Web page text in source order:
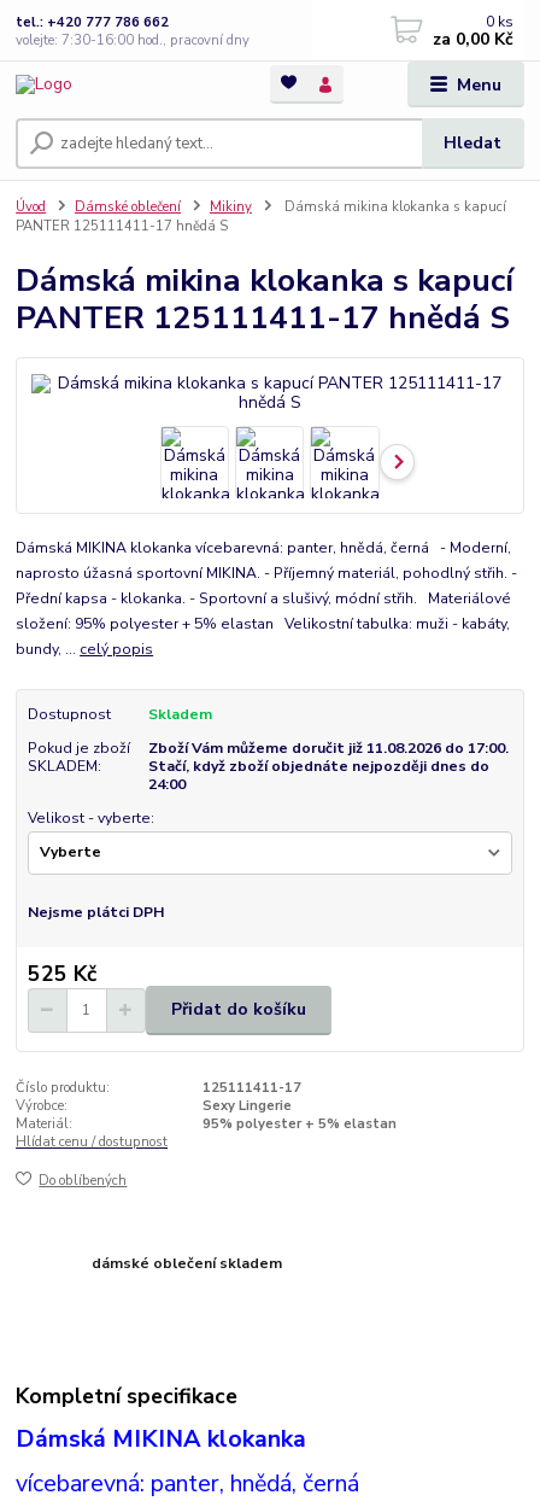
Menu
Hledat
tel.: +420 777 786 662
volejte: 7:30-16:00 hod., pracovní dny
0 ks
za 0,00 Kč
Úvod Dámské oblečení Mikiny
Dámská mikina klokanka s kapucí
PANTER 125111411-17 hnědá S
Dámská mikina klokanka s kapucí
PANTER 125111411-17 hnědá S
Dámská MIKINA klokanka vícebarevná: panter, hnědá, černá - Moderní,
naprosto úžasná sportovní MIKINA. - Příjemný materiál, pohodlný střih. -
Přední kapsa - klokanka. - Sportovní a slušivý, módní střih. Materiálové
složení: 95% polyester + 5% elastan Velikostní tabulka: muži - kabáty,
bundy, ... celý popis
Dostupnost
Skladem
Pokud je zboží
SKLADEM:
Zboží Vám můžeme doručit již 11.08.2026 do 17:00.
Stačí, když zboží objednáte nejpozději dnes do
24:00
Velikost - vyberte:
Nejsme plátci DPH
525 Kč
Přidat do košíku
Číslo produktu:
125111411-17
Výrobce:
Sexy Lingerie
Materiál:
95% polyester + 5% elastan
Hlídat cenu / dostupnost
Do oblíbených
dámské oblečení skladem
Kompletní specifikace
Dámská MIKINA klokanka
vícebarevná: panter, hnědá, černá